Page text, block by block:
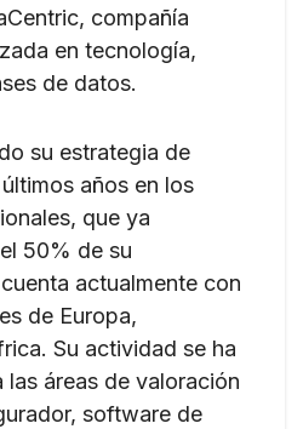
compañía
en tecnología,
de datos.
su estrategia de
años en los
que ya
50% de su
actualmente con
de Europa,
Su actividad se ha
áreas de valoración
software de